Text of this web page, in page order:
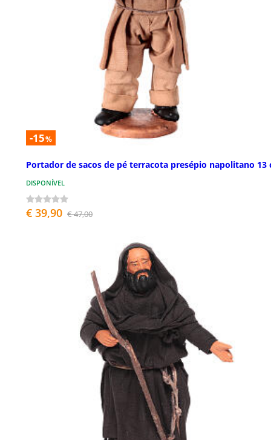
-15%
Portador de sacos de pé terracota presépio napolitano 13
DISPONÍVEL
€ 39,90 € 47,00